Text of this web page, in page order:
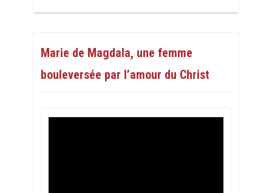
Marie de Magdala, une femme
bouleversée par l’amour du Christ